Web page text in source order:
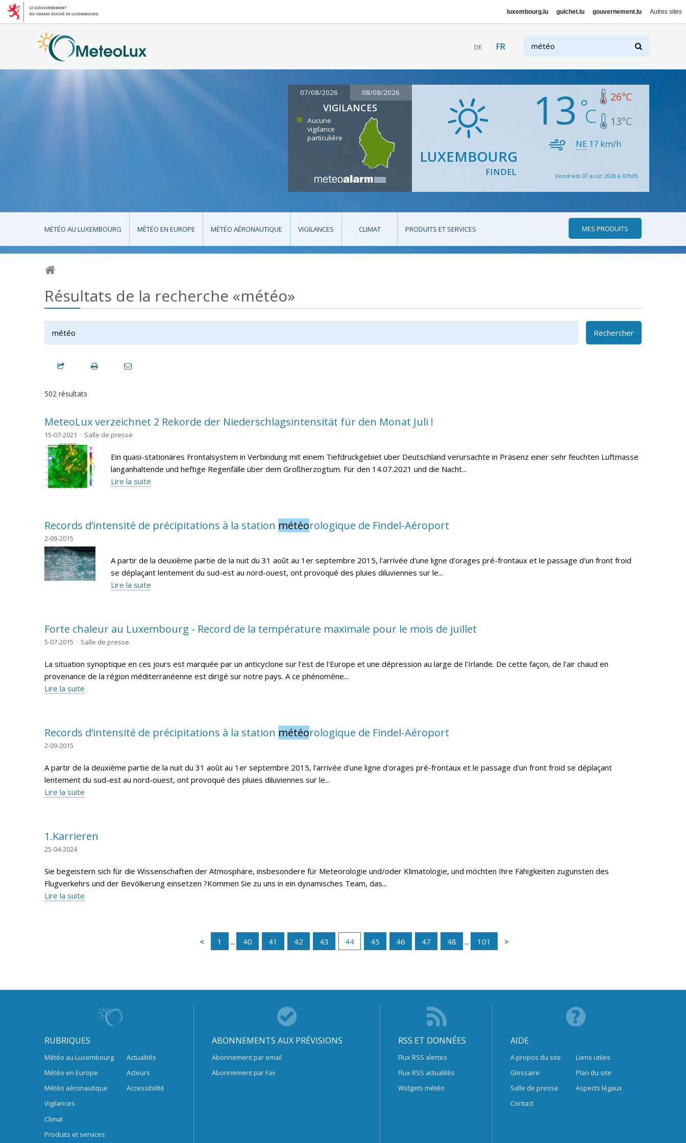
luxembourg.lu guichet.lu gouvernement.lu Autres sites
DE FR
07/08/2026 08/08/2026
VIGILANCES
Aucune
vigilance
particulière
LUXEMBOURG
FINDEL
13 26°C
13°C
NE 17 km/h
Vendredi 07 août 2026 à 07h05
MÉTÉO AU LUXEMBOURG MÉTÉO EN EUROPE MÉTÉO AÉRONAUTIQUE VIGILANCES CLIMAT PRODUITS ET SERVICES MES PRODUITS
Résultats de la recherche «météo»
Rechercher
502 résultats
MeteoLux verzeichnet 2 Rekorde der Niederschlagsintensität für den Monat Juli !
15-07-2021 Salle de presse
Ein quasi-stationäres Frontalsystem in Verbindung mit einem Tiefdruckgebiet über Deutschland verursachte in Präsenz einer sehr feuchten Luftmasse
langanhaltende und heftige Regenfälle über dem Großherzogtum. Für den 14.07.2021 und die Nacht...
Lire la suite
Records d’intensité de précipitations à la station météorologique de Findel-Aéroport
2-09-2015
A partir de la deuxième partie de la nuit du 31 août au 1er septembre 2015, l'arrivée d'une ligne d'orages pré-frontaux et le passage d'un front froid
se déplaçant lentement du sud-est au nord-ouest, ont provoqué des pluies diluviennes sur le...
Lire la suite
Forte chaleur au Luxembourg - Record de la température maximale pour le mois de juillet
5-07-2015 Salle de presse
La situation synoptique en ces jours est marquée par un anticyclone sur l'est de l'Europe et une dépression au large de l'Irlande. De cette façon, de l'air chaud en
provenance de la région méditerranéenne est dirigé sur notre pays. A ce phénomène...
Lire la suite
Records d’intensité de précipitations à la station météorologique de Findel-Aéroport
2-09-2015
A partir de la deuxième partie de la nuit du 31 août au 1er septembre 2015, l'arrivée d'une ligne d'orages pré-frontaux et le passage d'un front froid se déplaçant
lentement du sud-est au nord-ouest, ont provoqué des pluies diluviennes sur le...
Lire la suite
1.Karrieren
25-04-2024
Sie begeistern sich für die Wissenschaften der Atmosphäre, insbesondere für Meteorologie und/oder Klimatologie, und möchten Ihre Fähigkeiten zugunsten des
Flugverkehrs und der Bevölkerung einsetzen ?Kommen Sie zu uns in ein dynamisches Team, das...
Lire la suite
1 ... 40 41 42 43 44 45 46 47 48 ... 101
RUBRIQUES
Météo au Luxembourg
Météo en Europe
Météo aéronautique
Vigilances
Climat
Produits et services
Actualités
Acteurs
Accessibilité
ABONNEMENTS AUX PRÉVISIONS
Abonnement par email
Abonnement par Fax
RSS ET DONNÉES
Flux RSS alertes
Flux RSS actualités
Widgets météo
AIDE
A propos du site
Glossaire
Salle de presse
Contact
Liens utiles
Plan du site
Aspects légaux